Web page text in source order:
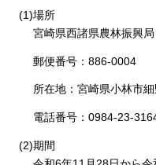
(1)場所
宮崎県西諸県農林振興局
郵便番号：886-0004
所在地：宮崎県小林市
電話番号：0984-23-
(2)期間